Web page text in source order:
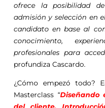
ofrece la posibilidad
admisión y selección en
candidato en base al
conocimiento,
profesionales para
profundiza Cascardo.
¿Cómo empezó todo?
Masterclass “Diseñando